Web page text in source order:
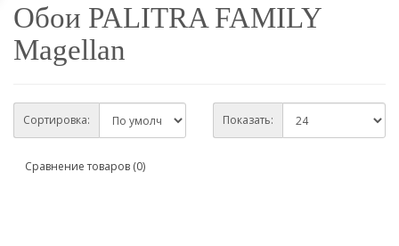
Обои PALITRA FAMILY
Magellan
Сортировка: Показать:
Сравнение товаров (0)